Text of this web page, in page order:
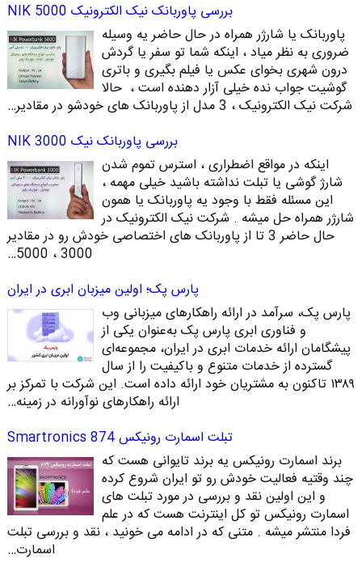
بررسی پاوربانک نیک الکترونیک NIK 5000
پاوربانک یا شارژر همراه در حال حاضر یه وسیله
ضروری به نظر میاد ، اینکه شما تو سفر یا گردش
درون شهری بخوای عکس یا فیلم بگیری و باتری
گوشیت جواب نده خیلی آزار دهنده است ، حالا
شرکت نیک الکترونیک ، 3 مدل از پاوربانک های خودشو در مقادیر…
بررسی پاوربانک نیک NIK 3000
اینکه در مواقع اضطراری ، استرس تموم شدن
شارژ گوشی یا تبلت نداشته باشید خیلی مهمه ،
این مسئله فقط با وجود یه پاوربانک یا همون
شارژر همراه حل میشه . شرکت نیک الکترونیک در
حال حاضر 3 تا از پاوربانک های اختصاصی خودش رو در مقادیر
3000 ، 5000…
پارس پک؛ اولین میزبان ابری در ایران
پارس پک، سرآمد در ارائه راهکارهای میزبانی وب
و فناوری ابری پارس پک به‌عنوان یکی از
پیشگامان ارائه خدمات ابری در ایران، مجموعه‌ای
گسترده از خدمات متنوع و باکیفیت را از سال
۱۳۸۹ تاکنون به مشتریان خود ارائه داده است. این شرکت با تمرکز بر
ارائه راهکارهای نوآورانه در زمینه…
تبلت اسمارت رونیکس 874 Smartronics
برند اسمارت رونیکس یه برند تایوانی هست که
چند وقتیه فعالیت خودش رو تو ایران شروع کرده
و این اولین نقد و بررسی در مورد تبلت های
اسمارت رونیکس تو کل اینترنت هست که در علم
فردا منتشر میشه . متنی که در ادامه می خونید ، نقد و بررسی تبلت
اسمارت…